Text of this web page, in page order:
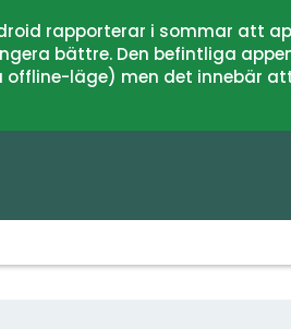
rapporterar i sommar att
bättre. Den befintliga
läge) men det innebär